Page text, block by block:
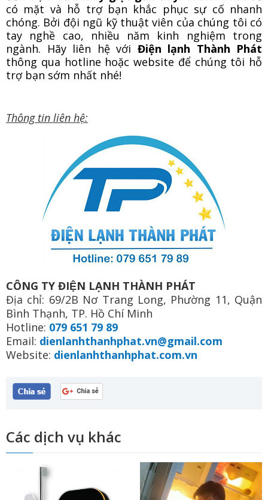
có mặt và hỗ trợ bạn khắc phục sự cố nhanh
chóng. Bởi đội ngũ kỹ thuật viên của chúng tôi có
tay nghề cao, nhiều năm kinh nghiệm trong
ngành. Hãy liên hệ với Điện lạnh Thành Phát
thông qua hotline hoặc website để chúng tôi hỗ
trợ bạn sớm nhất nhé!
Thông tin liên hệ:
CÔNG TY ĐIỆN LẠNH THÀNH PHÁT
Địa chỉ: 69/2B Nơ Trang Long, Phường 11, Quận
Bình Thạnh, TP. Hồ Chí Minh
Hotline: 079 651 79 89
Email: dienlanhthanhphat.vn@gmail.com
Website: dienlanhthanhphat.com.vn
Các dịch vụ khác